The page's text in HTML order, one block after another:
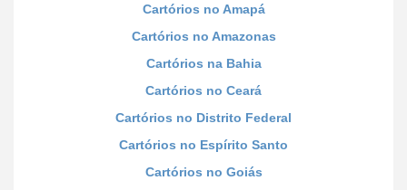
Cartórios no Amapá
Cartórios no Amazonas
Cartórios na Bahia
Cartórios no Ceará
Cartórios no Distrito Federal
Cartórios no Espírito Santo
Cartórios no Goiás